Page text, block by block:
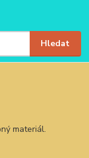
Hledat
materiál.